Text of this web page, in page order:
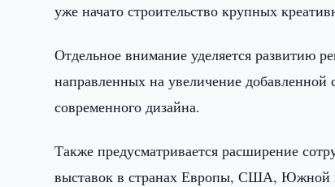
уже начато строительство крупных
Отдельное внимание уделяется развитию
направленных на увеличение добавленной
современного дизайна.
Также предусматривается расширение
выставок в странах Европы, США, Южной